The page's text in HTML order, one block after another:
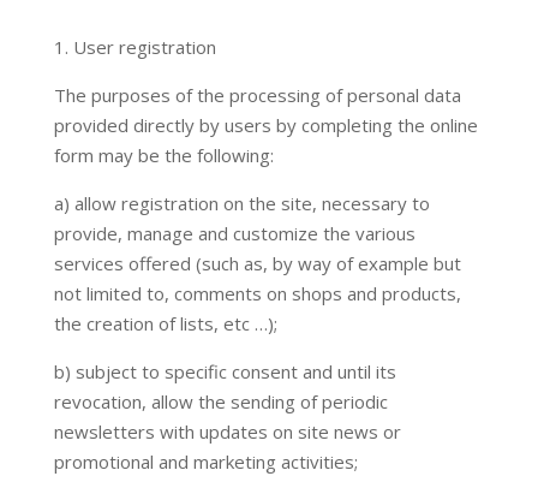
1. User registration
The purposes of the processing of personal data
provided directly by users by completing the online
form may be the following:
a) allow registration on the site, necessary to
provide, manage and customize the various
services offered (such as, by way of example but
not limited to, comments on shops and products,
the creation of lists, etc …);
b) subject to specific consent and until its
revocation, allow the sending of periodic
newsletters with updates on site news or
promotional and marketing activities;